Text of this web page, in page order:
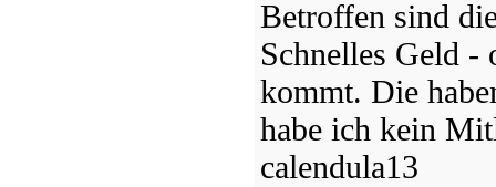
Betroffen sind
Schnelles Geld -
kommt. Die
habe ich kein
calendula13